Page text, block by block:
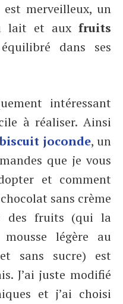
merveilleux, un
lait et aux fruits
dans ses
intéressant
à réaliser. Ainsi
biscuit joconde, un
que je vous
et comment
sans crème
des fruits (qui la
légère au
sans sucre) est
J’ai juste modifié
et j’ai choisi